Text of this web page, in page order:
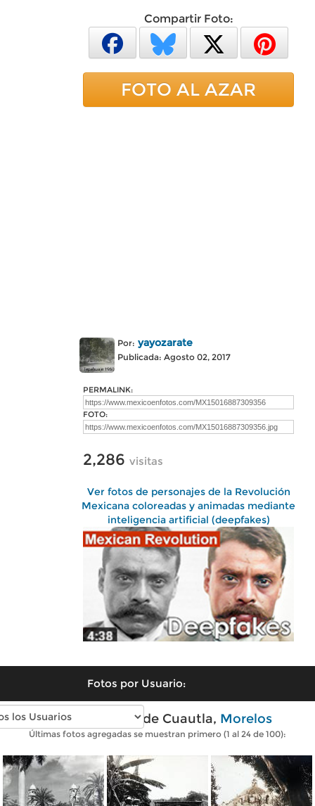
Compartir Foto:
FOTO AL AZAR
Por: yayozarate
Publicada: Agosto 02, 2017
PERMALINK:
FOTO:
2,286 visitas
Ver fotos de personajes de la Revolución
Mexicana coloreadas y animadas mediante
inteligencia artificial (deepfakes)
Fotos por Usuario:
Fotos antiguas de Cuautla, Morelos
Últimas fotos agregadas se muestran primero (1 al 24 de 100):